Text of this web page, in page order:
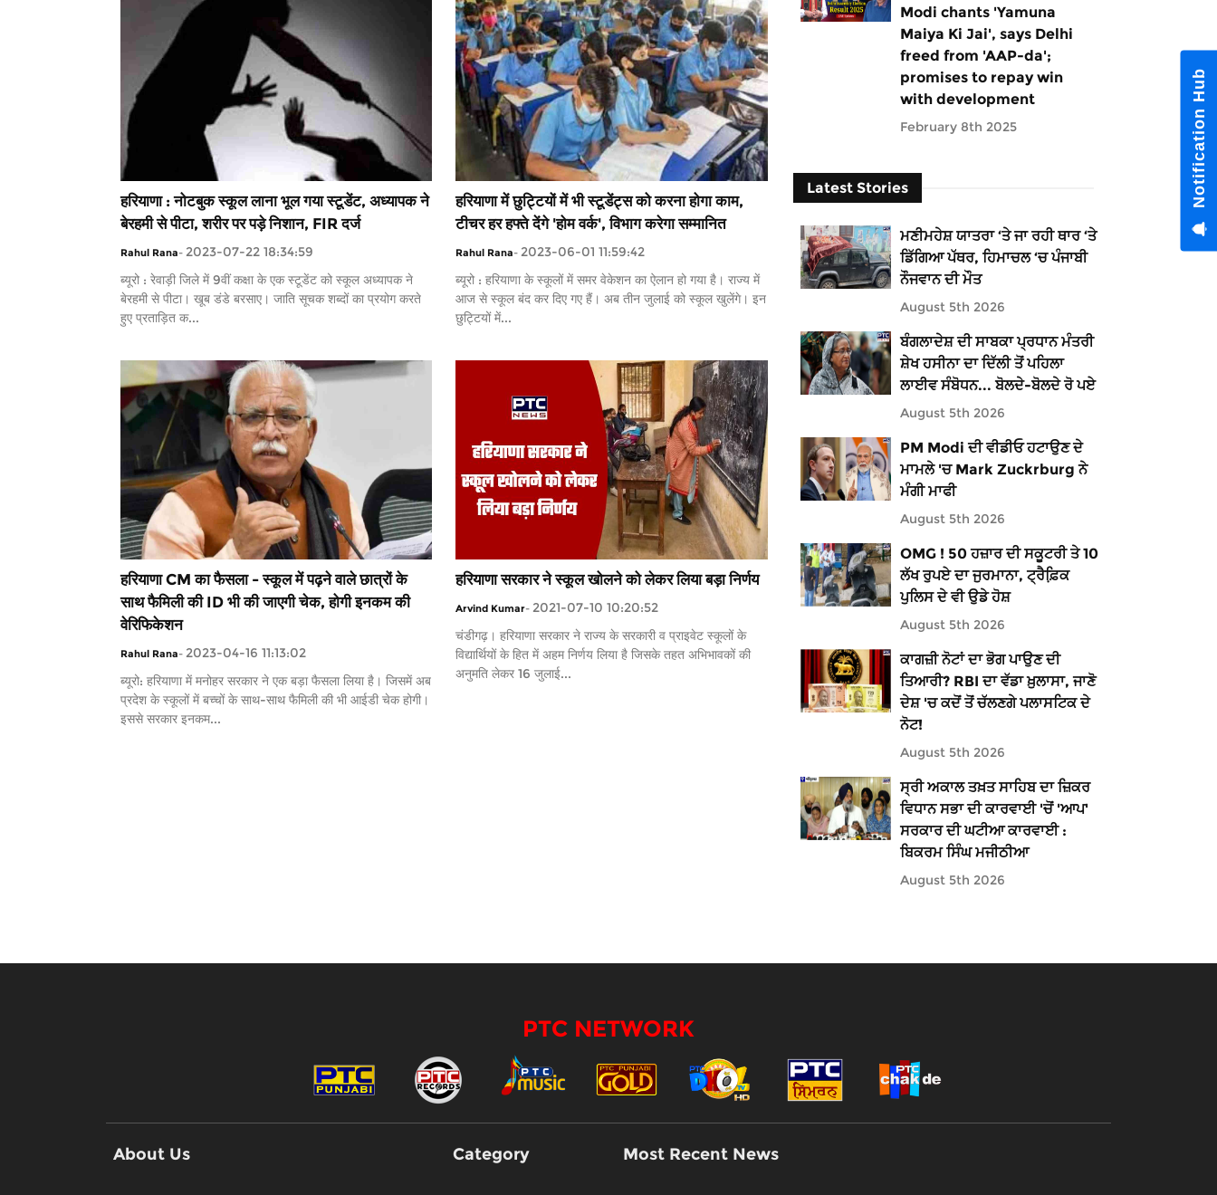
हरियाणा : नोटबुक स्कूल लाना भूल गया स्टूडेंट, अध्यापक ने
बेरहमी से पीटा, शरीर पर पड़े निशान, FIR दर्ज
Rahul Rana- 2023-07-22 18:34:59
ब्यूरो : रेवाड़ी जिले में 9वीं कक्षा के एक स्टूडेंट को स्कूल अध्यापक ने
बेरहमी से पीटा। खूब डंडे बरसाए। जाति सूचक शब्दों का प्रयोग करते
हुए प्रताड़ित क...
हरियाणा में छुट्टियों में भी स्टूडेंट्स को करना होगा काम,
टीचर हर हफ्ते देंगे 'होम वर्क', विभाग करेगा सम्मानित
Rahul Rana- 2023-06-01 11:59:42
ब्यूरो : हरियाणा के स्कूलों में समर वेकेशन का ऐलान हो गया है। राज्य में
आज से स्कूल बंद कर दिए गए हैं। अब तीन जुलाई को स्कूल खुलेंगे। इन
छुट्टियों में...
हरियाणा CM का फैसला - स्कूल में पढ़ने वाले छात्रों के
साथ फैमिली की ID भी की जाएगी चेक, होगी इनकम की
वेरिफिकेशन
Rahul Rana- 2023-04-16 11:13:02
ब्यूरो: हरियाणा में मनोहर सरकार ने एक बड़ा फैसला लिया है। जिसमें अब
प्रदेश के स्कूलों में बच्चों के साथ-साथ फैमिली की भी आईडी चेक होगी।
इससे सरकार इनकम...
हरियाणा सरकार ने स्कूल खोलने को लेकर लिया बड़ा निर्णय
Arvind Kumar- 2021-07-10 10:20:52
चंडीगढ़। हरियाणा सरकार ने राज्य के सरकारी व प्राइवेट स्कूलों के
विद्यार्थियों के हित में अहम निर्णय लिया है जिसके तहत अभिभावकों की
अनुमति लेकर 16 जुलाई...
Modi chants 'Yamuna
Maiya Ki Jai', says Delhi
freed from 'AAP-da';
promises to repay win
with development
February 8th 2025
Latest Stories
ਮਣੀਮਹੇਸ਼ ਯਾਤਰਾ ‘ਤੇ ਜਾ ਰਹੀ ਥਾਰ ‘ਤੇ
ਡਿੱਗਿਆ ਪੱਥਰ, ਹਿਮਾਚਲ ‘ਚ ਪੰਜਾਬੀ
ਨੌਜਵਾਨ ਦੀ ਮੌਤ
August 5th 2026
ਬੰਗਲਾਦੇਸ਼ ਦੀ ਸਾਬਕਾ ਪ੍ਰਧਾਨ ਮੰਤਰੀ
ਸ਼ੇਖ ਹਸੀਨਾ ਦਾ ਦਿੱਲੀ ਤੋਂ ਪਹਿਲਾ
ਲਾਈਵ ਸੰਬੋਧਨ... ਬੋਲਦੇ-ਬੋਲਦੇ ਰੋ ਪਏ
August 5th 2026
PM Modi ਦੀ ਵੀਡੀਓ ਹਟਾਉਣ ਦੇ
ਮਾਮਲੇ 'ਚ Mark Zuckrburg ਨੇ
ਮੰਗੀ ਮਾਫੀ
August 5th 2026
OMG ! 50 ਹਜ਼ਾਰ ਦੀ ਸਕੂਟਰੀ ਤੇ 10
ਲੱਖ ਰੁਪਏ ਦਾ ਜੁਰਮਾਨਾ, ਟ੍ਰੈਫ਼ਿ਼ਕ
ਪੁਲਿਸ ਦੇ ਵੀ ਉਡੇ ਹੋਸ਼
August 5th 2026
ਕਾਗਜ਼ੀ ਨੋਟਾਂ ਦਾ ਭੋਗ ਪਾਉਣ ਦੀ
ਤਿਆਰੀ? RBI ਦਾ ਵੱਡਾ ਖ਼ੁਲਾਸਾ, ਜਾਣੋ
ਦੇਸ਼ 'ਚ ਕਦੋਂ ਤੋਂ ਚੱਲਣਗੇ ਪਲਾਸਟਿਕ ਦੇ
ਨੋਟ!
August 5th 2026
ਸ੍ਰੀ ਅਕਾਲ ਤਖ਼ਤ ਸਾਹਿਬ ਦਾ ਜ਼ਿਕਰ
ਵਿਧਾਨ ਸਭਾ ਦੀ ਕਾਰਵਾਈ 'ਚੋਂ 'ਆਪ'
ਸਰਕਾਰ ਦੀ ਘਟੀਆ ਕਾਰਵਾਈ :
ਬਿਕਰਮ ਸਿੰਘ ਮਜੀਠੀਆ
August 5th 2026
PTC NETWORK
About Us Category Most Recent News
Notification Hub